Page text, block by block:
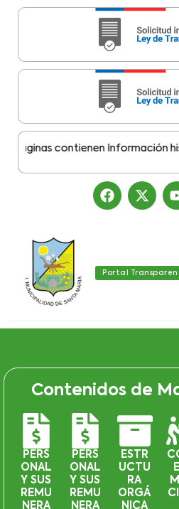
contienen Información
Portal
Contenidos de
PERS
ONAL
Y SUS
REMU
NERA
PERS
ONAL
Y SUS
REMU
NERA
ESTR
UCTU
RA
ORGÁ
NICA